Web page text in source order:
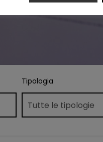
Tipologia